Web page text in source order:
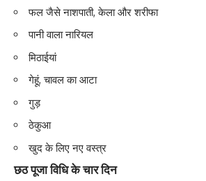
फल जैसे नाशपाती, केला और शरीफा
पानी वाला नारियल
मिठाईयां
गेहूं, चावलका आटा
गुड़
ठेकुआ
खुद के लिए नए वस्त्र
छठ पूजा विधि के चार दिन